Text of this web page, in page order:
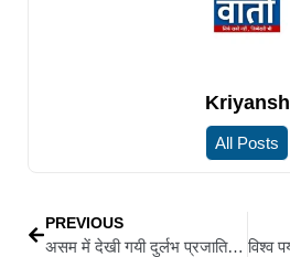
Kriyansh
All Posts
PREVIOUS
असम में देखी गयी दुर्लभ प्रजाति की बेंट-टोएड गेको छिपकली